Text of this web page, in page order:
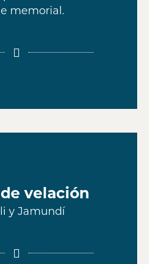
memorial.
velación
y Jamundí